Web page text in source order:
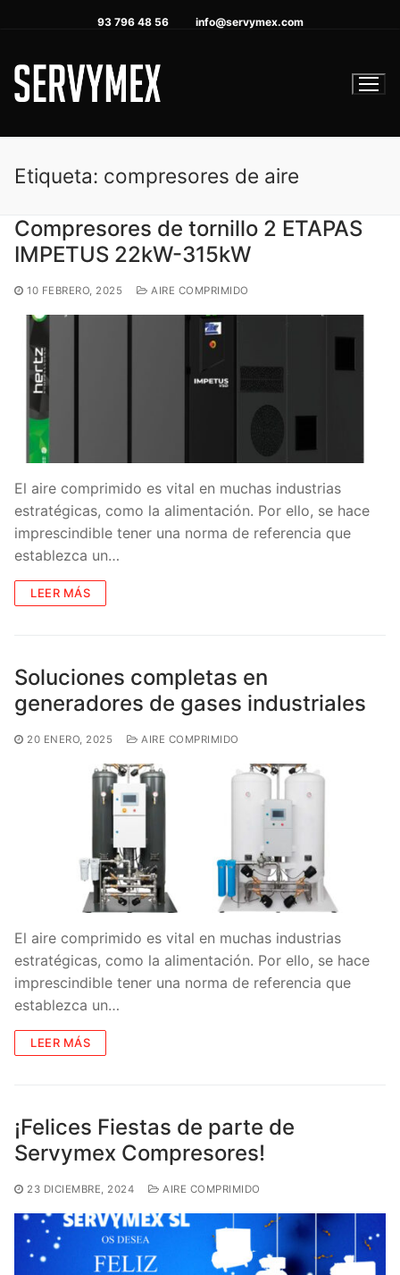
93 796 48 56 info@servymex.com
Etiqueta: compresores de aire
Compresores de tornillo 2 ETAPAS
IMPETUS 22kW-315kW
10 FEBRERO, 2025 AIRE COMPRIMIDO
El aire comprimido es vital en muchas industrias
estratégicas, como la alimentación. Por ello, se hace
imprescindible tener una norma de referencia que
establezca un…
LEER MÁS
Soluciones completas en
generadores de gases industriales
20 ENERO, 2025 AIRE COMPRIMIDO
El aire comprimido es vital en muchas industrias
estratégicas, como la alimentación. Por ello, se hace
imprescindible tener una norma de referencia que
establezca un…
LEER MÁS
¡Felices Fiestas de parte de
Servymex Compresores!
23 DICIEMBRE, 2024 AIRE COMPRIMIDO